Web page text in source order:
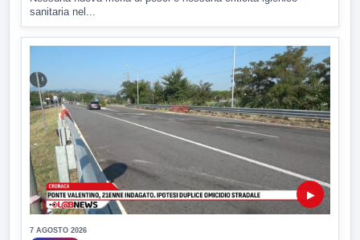
sanitaria nel...
▶
7 AGOSTO 2026